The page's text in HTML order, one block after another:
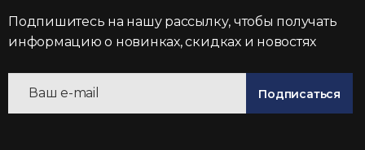
Подпишитесь на нашу рассылку, чтобы получать
информацию о новинках, скидках и новостях
Подписаться